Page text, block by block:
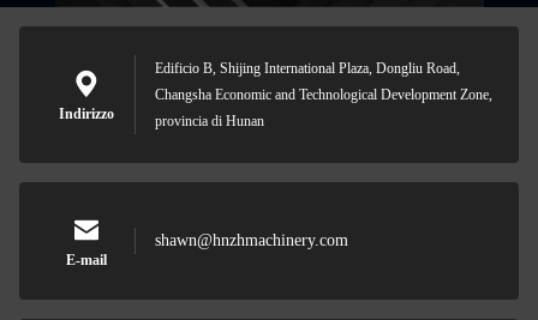
Indirizzo
Edificio B, Shijing International Plaza, Dongliu Road,
Changsha Economic and Technological Development Zone,
provincia di Hunan
E-mail
shawn@hnzhmachinery.com